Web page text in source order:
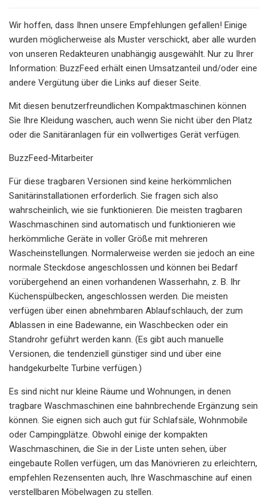
Wir hoffen, dass Ihnen unsere Empfehlungen gefallen! Einige
wurden möglicherweise als Muster verschickt, aber alle wurden
von unseren Redakteuren unabhängig ausgewählt. Nur zu Ihrer
Information: BuzzFeed erhält einen Umsatzanteil und/oder eine
andere Vergütung über die Links auf dieser Seite.
Mit diesen benutzerfreundlichen Kompaktmaschinen können
Sie Ihre Kleidung waschen, auch wenn Sie nicht über den Platz
oder die Sanitäranlagen für ein vollwertiges Gerät verfügen.
BuzzFeed-Mitarbeiter
Für diese tragbaren Versionen sind keine herkömmlichen
Sanitärinstallationen erforderlich. Sie fragen sich also
wahrscheinlich, wie sie funktionieren. Die meisten tragbaren
Waschmaschinen sind automatisch und funktionieren wie
herkömmliche Geräte in voller Größe mit mehreren
Wascheinstellungen. Normalerweise werden sie jedoch an eine
normale Steckdose angeschlossen und können bei Bedarf
vorübergehend an einen vorhandenen Wasserhahn, z. B. Ihr
Küchenspülbecken, angeschlossen werden. Die meisten
verfügen über einen abnehmbaren Ablaufschlauch, der zum
Ablassen in eine Badewanne, ein Waschbecken oder ein
Standrohr geführt werden kann. (Es gibt auch manuelle
Versionen, die tendenziell günstiger sind und über eine
handgekurbelte Turbine verfügen.)
Es sind nicht nur kleine Räume und Wohnungen, in denen
tragbare Waschmaschinen eine bahnbrechende Ergänzung sein
können. Sie eignen sich auch gut für Schlafsäle, Wohnmobile
oder Campingplätze. Obwohl einige der kompakten
Waschmaschinen, die Sie in der Liste unten sehen, über
eingebaute Rollen verfügen, um das Manövrieren zu erleichtern,
empfehlen Rezensenten auch, Ihre Waschmaschine auf einen
verstellbaren Möbelwagen zu stellen.